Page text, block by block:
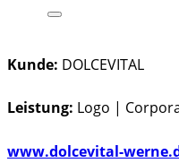
Kunde: DOLCEVITAL
Leistung: Logo |
www.dolcevital-